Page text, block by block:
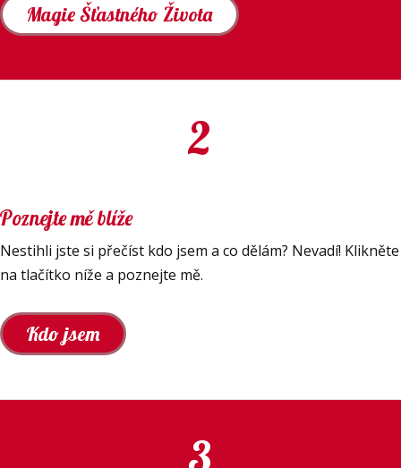
Magie Šťastného Života
2
mě blíže
Nestihli jste si přečíst kdo jsem a co dělám? Nevadí! Klikněte
na tlačítko níže a poznejte mě.
Kdo jsem